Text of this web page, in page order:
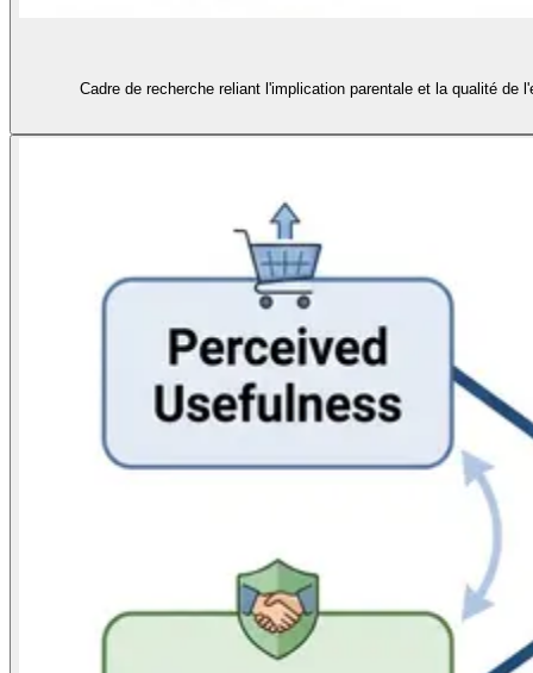
Cadre de recherche reliant l'implication parentale et la qualité